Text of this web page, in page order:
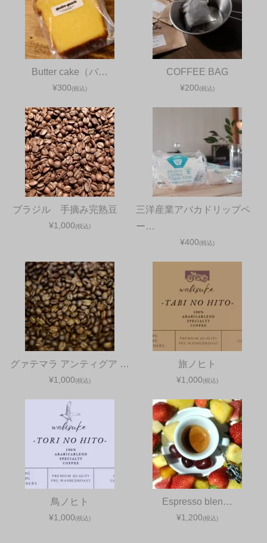
Butter cake（バ…
¥300(税込)
COFFEE BAG
¥200(税込)
ブラジル 手摘み完熟豆
¥1,000(税込)
三洋産業アバカドリップペ
ー…
¥400(税込)
グァテマラ アンティグア …
¥1,000(税込)
旅ノヒト
¥1,000(税込)
鳥ノヒト
¥1,000(税込)
Espresso blen…
¥1,200(税込)